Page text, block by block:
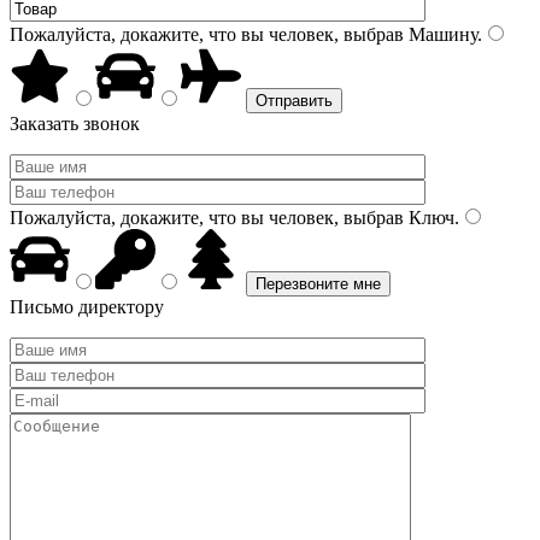
Пожалуйста, докажите, что вы человек, выбрав Машину.
Заказать звонок
Пожалуйста, докажите, что вы человек, выбрав Ключ.
Письмо директору